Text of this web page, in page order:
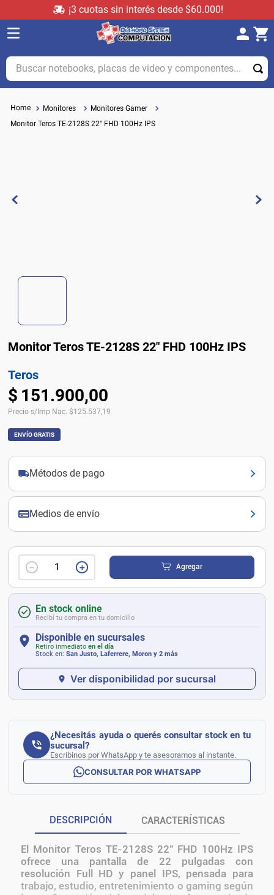
¡3 cuotas sin interés desde $60.000!
Buscar notebooks, placas de video y componentes...
Monitores
Monitores Gamer
Monitor Teros TE-2128S 22" FHD 100Hz IPS
Monitor Teros TE-2128S 22" FHD 100Hz IPS
Teros
$ 151.900,00
Precio s/Imp Nac. $125.537,19
ENVÍO GRATIS
Métodos de pago
Medios de envío
＋
－ Agregar
En stock online
Recibí tu compra en tu domicilio
Disponible en sucursales
Retiro inmediato en el día
Stock en: San Justo, Laferrere, Moron y 2 más
Ver disponibilidad por sucursal
¿Necesitás ayuda o querés consultar stock en tu
sucursal?
Escribinos por WhatsApp y te asesoramos al instante.
CONSULTAR POR WHATSAPP
DESCRIPCIÓN CARACTERÍSTICAS
El Monitor Teros TE-2128S 22" FHD 100Hz IPS
ofrece una pantalla de 22 pulgadas con
resolución Full HD y panel IPS, pensada para
trabajo, estudio, entretenimiento o gaming según